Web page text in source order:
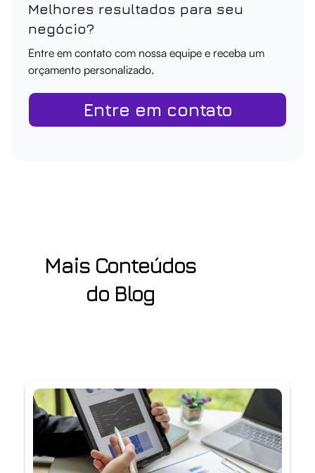
Melhores resultados para seu
negócio?
Entre em contato com nossa equipe e receba um
orçamento personalizado.
Entre em contato
Mais Conteúdos
do Blog